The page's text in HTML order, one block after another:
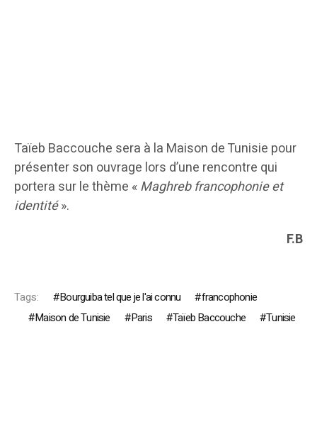
Taïeb Baccouche sera à la Maison de Tunisie pour
présenter son ouvrage lors d’une rencontre qui
portera sur le thème «Maghreb francophonie et
identité».
F.B
Tags: Bourguiba tel que je l'ai connu
francophonie
Maison de Tunisie
Paris Taïeb Baccouche Tunisie